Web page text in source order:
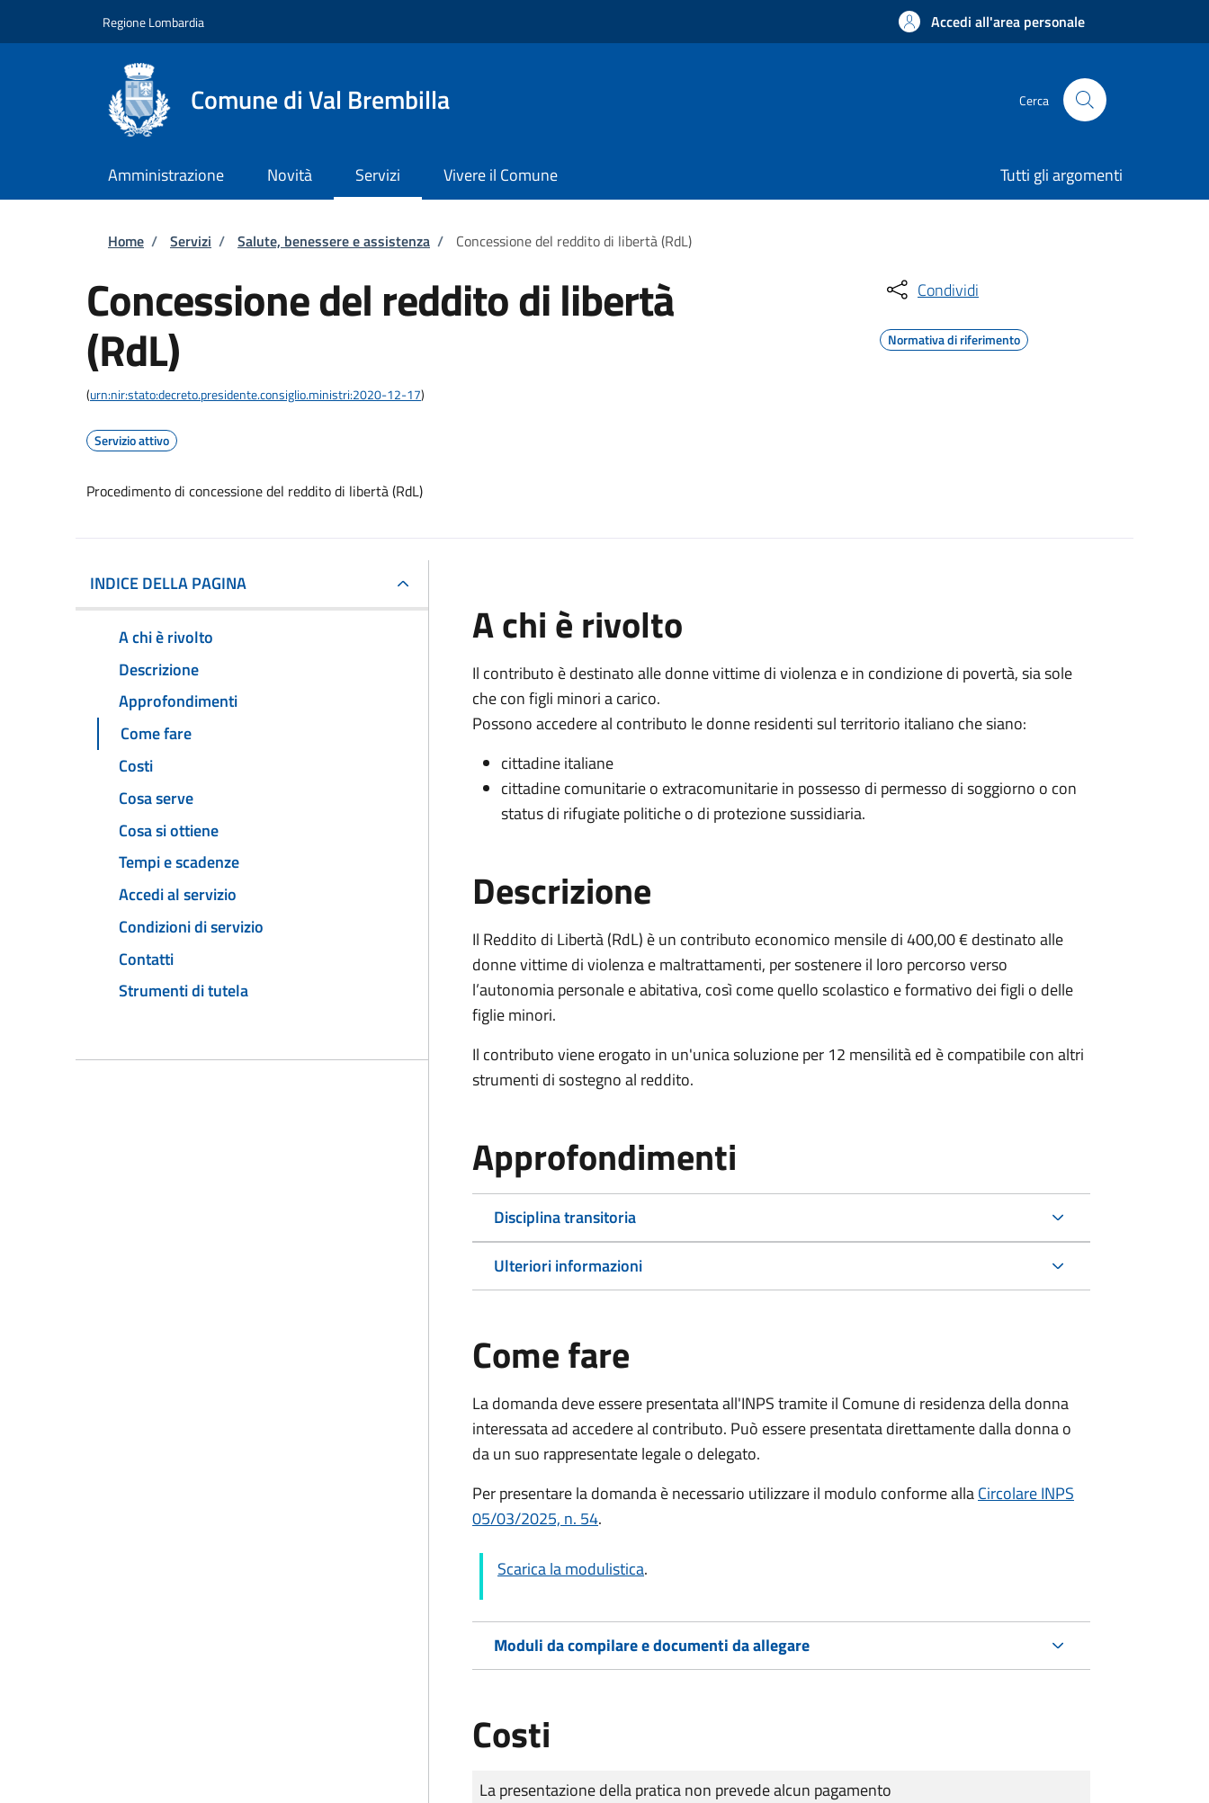
Regione Lombardia Accedi all'area personale
Comune di Val Brembilla Cerca
Amministrazione Novità Servizi Vivere il Comune Tutti gli argomenti
Briciole di pane
Home / Servizi / Salute, benessere e assistenza / Concessione del reddito di libertà (RdL)
Concessione del reddito di libertà
(RdL)
(urn:nir:stato:decreto.presidente.consiglio.ministri:2020-12-17)
Servizio attivo
Procedimento di concessione del reddito di libertà (RdL)
Condividi
Normativa di riferimento
INDICE DELLA PAGINA
A chi è rivolto
Descrizione
Approfondimenti
Come fare
Costi
Cosa serve
Cosa si ottiene
Tempi e scadenze
Accedi al servizio
Condizioni di servizio
Contatti
Strumenti di tutela
A chi è rivolto
Il contributo è destinato alle donne vittime di violenza e in condizione di povertà, sia sole
che con figli minori a carico.
Possono accedere al contributo le donne residenti sul territorio italiano che siano:
cittadine italiane
cittadine comunitarie o extracomunitarie in possesso di permesso di soggiorno o con
status di rifugiate politiche o di protezione sussidiaria.
Descrizione
Il Reddito di Libertà (RdL) è un contributo economico mensile di 400,00 € destinato alle
donne vittime di violenza e maltrattamenti, per sostenere il loro percorso verso
l’autonomia personale e abitativa, così come quello scolastico e formativo dei figli o delle
figlie minori.
Il contributo viene erogato in un'unica soluzione per 12 mensilità ed è compatibile con altri
strumenti di sostegno al reddito.
Approfondimenti
Disciplina transitoria
Ulteriori informazioni
Come fare
La domanda deve essere presentata all'INPS tramite il Comune di residenza della donna
interessata ad accedere al contributo. Può essere presentata direttamente dalla donna o
da un suo rappresentate legale o delegato.
Per presentare la domanda è necessario utilizzare il modulo conforme allaCircolare INPS
05/03/2025, n. 54.
Scarica la modulistica.
Moduli da compilare e documenti da allegare
Costi
Tipo di pagamento
Importo
La presentazione della pratica non prevede alcun pagamento